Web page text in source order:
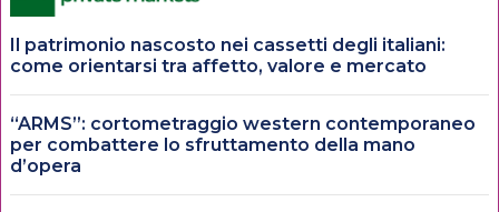
Il patrimonio nascosto nei cassetti degli italiani:
come orientarsi tra affetto, valore e mercato
“ARMS”: cortometraggio western contemporaneo
per combattere lo sfruttamento della mano
d’opera